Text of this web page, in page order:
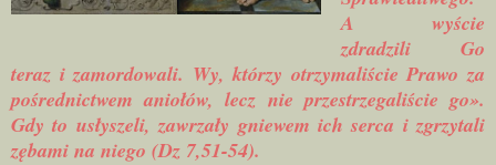
A wyście
zdradzili Go
teraz i zamordowali. Wy, którzy otrzymaliście Prawo za
pośrednictwem aniołów, lecz nie przestrzegaliście go».
Gdy to usłyszeli, zawrzały gniewem ich serca i zgrzytali
zębami na niego (Dz 7,51-54).